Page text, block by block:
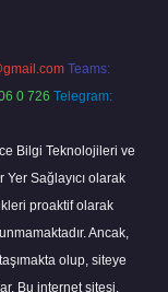
Teams:
0 726 Telegram:
Bilgi Teknolojileri ve
Yer Sağlayıcı olarak
proaktif olarak
Ancak,
olup, siteye
Bu internet sitesi,